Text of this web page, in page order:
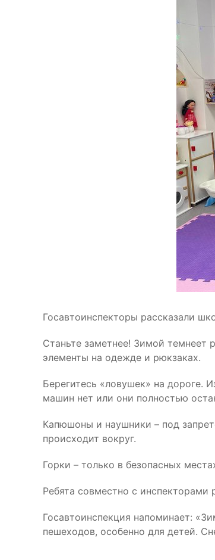
Госавтоинспекторы рассказали
Станьте заметнее! Зимой темнеет
элементы на одежде и рюкзаках.
Берегитесь «ловушек» на дороге.
машин нет или они полностью
Капюшоны и наушники – под
происходит вокруг.
Горки – только в безопасных
Ребята совместно с
Госавтоинспекция напоминает:
пешеходов, особенно для детей.